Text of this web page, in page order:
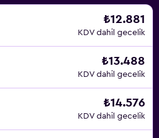
₺12.881
KDV dahil gecelik
₺13.488
KDV dahil gecelik
₺14.576
KDV dahil gecelik